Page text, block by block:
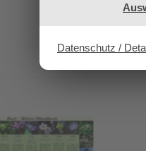
Datenschutz /